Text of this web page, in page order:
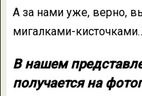
А за нами уже, верно,
мигалками-
В нашем
получается на